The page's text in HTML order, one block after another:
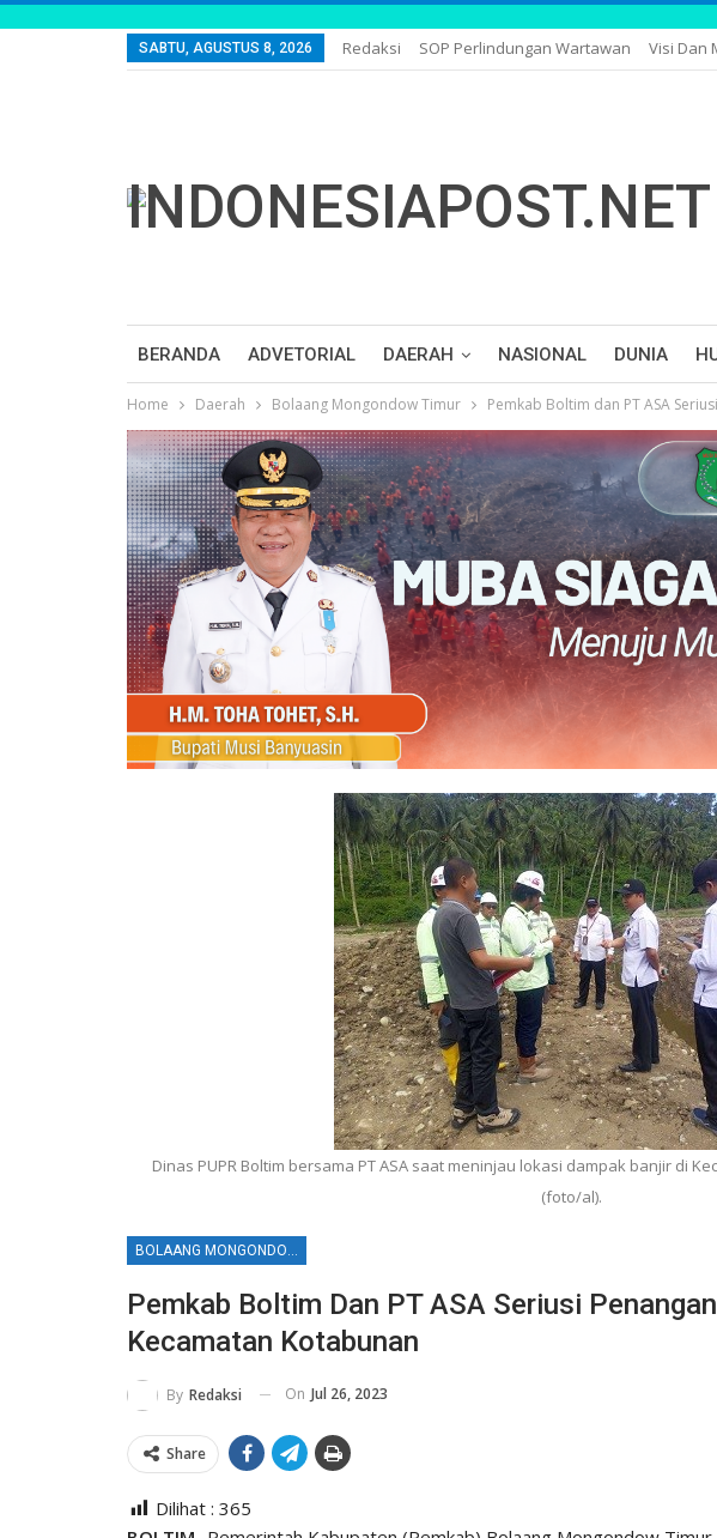
SABTU, AGUSTUS 8, 2026 Redaksi SOP Perlindungan Wartawan Visi Dan
BERANDA ADVETORIAL DAERAH NASIONAL DUNIA
Home Daerah Bolaang Mongondow Timur Pemkab Boltim dan PT ASA
Dinas PUPR Boltim bersama PT ASA saat meninjau lokasi dampak banjir di
(foto/al).
BOLAANG MONGONDOW TIMUR
Pemkab Boltim Dan PT ASA Seriusi
Kecamatan Kotabunan
By Redaksi On Jul 26, 2023
Share
Dilihat : 365